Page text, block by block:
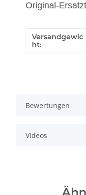
Original-
Wert
Versandgewic
ht:
Bewertungen
Videos